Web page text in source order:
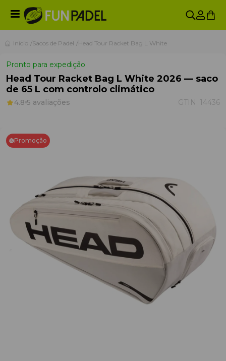
Início Sacos de Padel Head Tour Racket Bag L White
Pronto para expedição
Head Tour Racket Bag L White 2026 — saco
de 65 L com controlo climático
4.8 5 avaliações GTIN: 14436
Promoção